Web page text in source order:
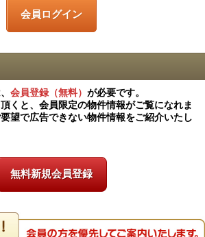
会員登録（無料） が必要です。
くと、会員限定の物件情報がご覧になれま
望で広告できない物件情報をご紹介いたし
無料新規会員登録